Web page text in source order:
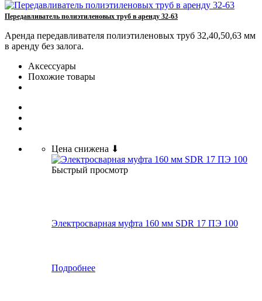
Передавливатель полиэтиленовых труб в аренду 32-63
Аренда передавливателя полиэтиленовых труб 32,40,50,63 мм
в аренду без залога.
Аксессуары
Похожие товары
Цена снижена ⬇
Быстрый просмотр
Электросварная муфта 160 мм SDR 17 ПЭ 100
Подробнее